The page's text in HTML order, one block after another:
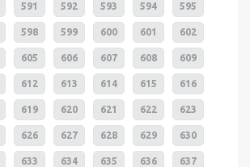
591 592 593 594 595
598 599 600 601 602
605 606 607 608 609
612 613 614 615 616
619 620 621 622 623
626 627 628 629 630
633 634 635 636 637